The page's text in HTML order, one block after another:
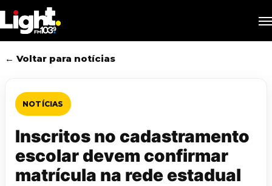
to
main
content
← Voltar para notícias
NOTÍCIAS
Inscritos no cadastramento
escolar devem confirmar
matrícula na rede estadual